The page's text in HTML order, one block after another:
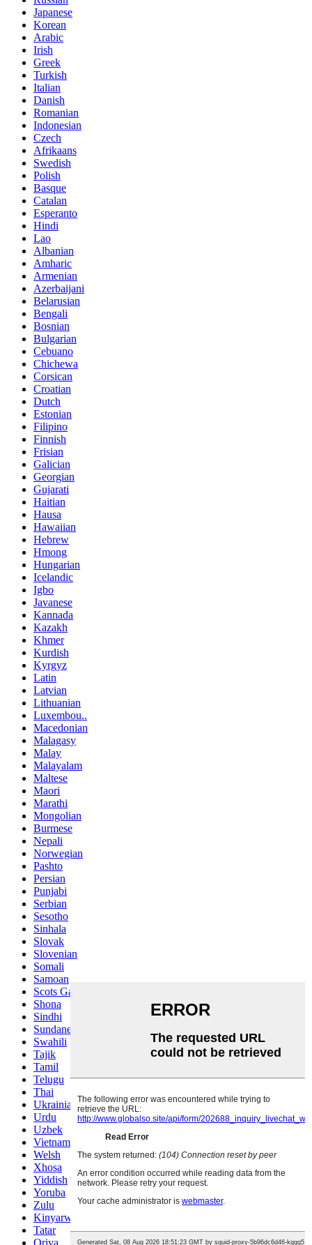
Japanese
Korean
Arabic
Irish
Greek
Turkish
Italian
Danish
Romanian
Indonesian
Czech
Afrikaans
Swedish
Polish
Basque
Catalan
Esperanto
Hindi
Lao
Albanian
Amharic
Armenian
Azerbaijani
Belarusian
Bengali
Bosnian
Bulgarian
Cebuano
Chichewa
Corsican
Croatian
Dutch
Estonian
Filipino
Finnish
Frisian
Galician
Georgian
Gujarati
Haitian
Hausa
Hawaiian
Hebrew
Hmong
Hungarian
Icelandic
Igbo
Javanese
Kannada
Kazakh
Khmer
Kurdish
Kyrgyz
Latin
Latvian
Lithuanian
Luxembou..
Macedonian
Malagasy
Malay
Malayalam
Maltese
Maori
Marathi
Mongolian
Burmese
Nepali
Norwegian
Pashto
Persian
Punjabi
Serbian
Sesotho
Sinhala
Slovak
Slovenian
Somali
Samoan
Scots Gaelic
Shona
Sindhi
Sundanese
Swahili
Tajik
Tamil
Telugu
Thai
Ukrainian
Urdu
Uzbek
Vietnamese
Welsh
Xhosa
Yiddish
Yoruba
Zulu
Kinyarwanda
Tatar
Oriya